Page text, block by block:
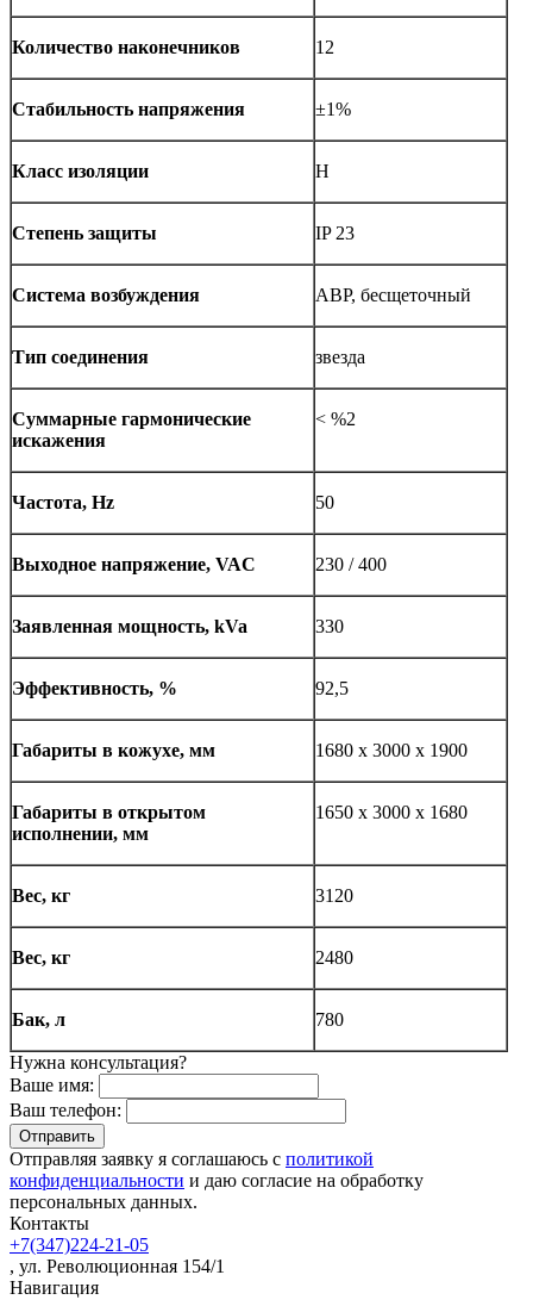
Количество наконечников 12
Стабильность напряжения ±1%
Класс изоляции H
Степень защиты IP 23
Система возбуждения АВР, бесщеточный
Тип соединения звезда
Суммарные гармонические
искажения
< %2
Частота, Hz 50
Выходное напряжение, VAC 230 / 400
Заявленная мощность, kVa 330
Эффективность, % 92,5
Габариты в кожухе, мм 1680 х 3000 х 1900
Габариты в открытом
исполнении, мм
1650 х 3000 х 1680
Вес, кг 3120
Вес, кг 2480
Бак, л 780
Нужна консультация?
Ваше имя:
Ваш телефон:
Отправляя заявку я соглашаюсь с политикой
конфиденциальности и даю согласие на обработку
персональных данных.
Контакты
+7(347)224-21-05
, ул. Революционная 154/1
Навигация